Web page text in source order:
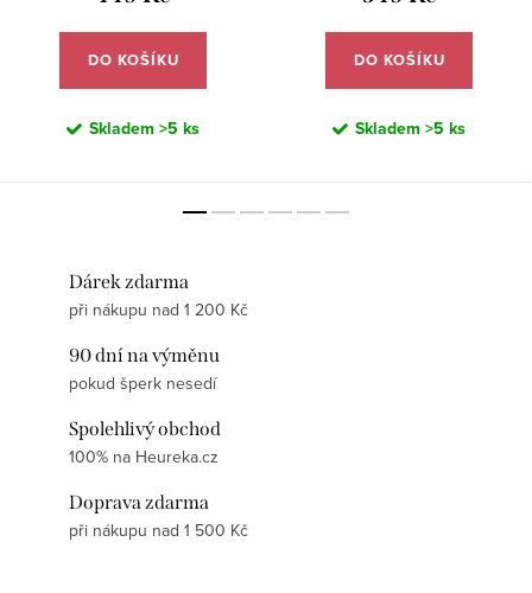
DO KOŠÍKU
Skladem >5 ks
DO KOŠÍKU
Skladem >5 ks
Dárek zdarma
při nákupu nad 1 200 Kč
90 dní na výměnu
pokud šperk nesedí
Spolehlivý obchod
100% na Heureka.cz
Doprava zdarma
při nákupu nad 1 500 Kč